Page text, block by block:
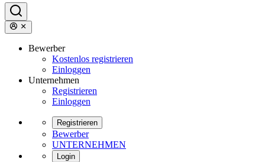
Bewerber
Kostenlos registrieren
Einloggen
Unternehmen
Registrieren
Einloggen
Registrieren
Bewerber
UNTERNEHMEN
Login